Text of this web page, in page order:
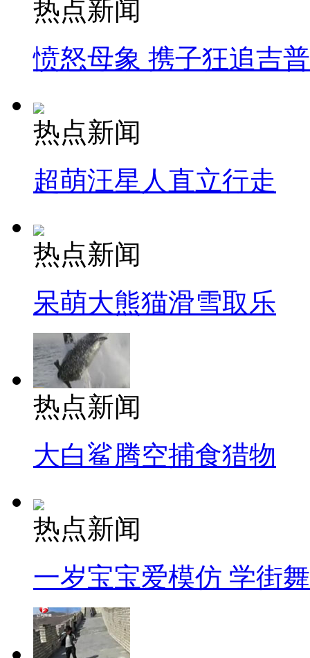
热点新闻
愤怒母象 携子狂追吉
热点新闻
超萌汪星人直立行走
热点新闻
呆萌大熊猫滑雪取乐
热点新闻
大白鲨腾空捕食猎物
热点新闻
一岁宝宝爱模仿 学街